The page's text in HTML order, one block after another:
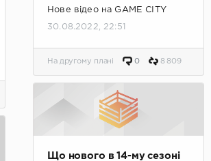
Нове відео на GAME CITY
30.08.2022, 22:51
На другому плані 0 8 809
Що нового в 14-му сезоні